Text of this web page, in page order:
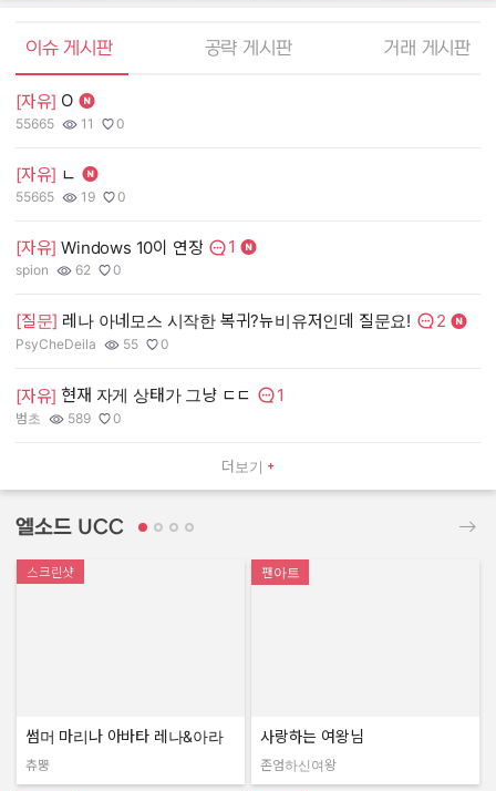
엘소드 커뮤니티
이슈 게시판 공략 게시판 거래 게시판
더보기
[자유] O
작성자:
55665
조회수:
11
추천수:
0
[자유] ㄴ
작성자:
55665
조회수:
19
추천수:
0
[자유] Windows 10이 연장 댓글수:
1
작성자:
spion
조회수:
62
추천수:
0
[질문] 레나 아네모스 시작한 복귀?뉴비유저인데 질문요! 댓글수:
2
작성자:
PsyCheDeila
조회수:
55
추천수:
0
[자유] 현재 자게 상태가 그냥 ㄷㄷ 댓글수:
1
작성자:
범초
조회수:
589
추천수:
0
엘소드 UCC
스크린샷
썸머 마리나 아바타 레나&아라
작성자:
츄뿡
팬아트
사랑하는 여왕님
작성자:
존엄하신여왕